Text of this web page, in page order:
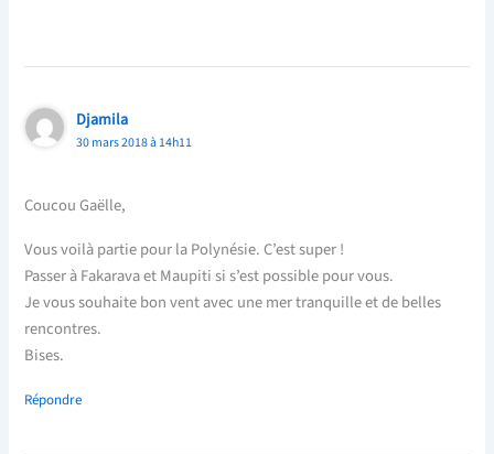
Djamila
30 mars 2018 à 14h11
Coucou Gaëlle,
Vous voilà partie pour la Polynésie. C’est super !
Passer à Fakarava et Maupiti si s’est possible pour vous.
Je vous souhaite bon vent avec une mer tranquille et de belles
rencontres.
Bises.
Répondre